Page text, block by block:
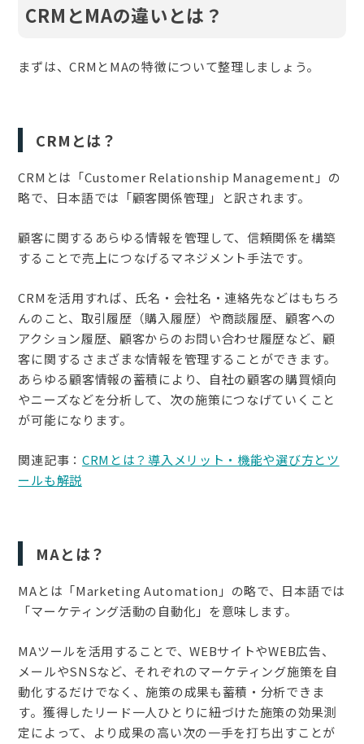
CRMとMAの違いとは？
まずは、CRMとMAの特徴について整理しましょう。
CRMとは？
CRMとは「Customer Relationship Management」の
略で、日本語では「顧客関係管理」と訳されます。
顧客に関するあらゆる情報を管理して、信頼関係を構築
することで売上につなげるマネジメント手法です。
CRMを活用すれば、氏名・会社名・連絡先などはもちろ
んのこと、取引履歴（購入履歴）や商談履歴、顧客への
アクション履歴、顧客からのお問い合わせ履歴など、顧
客に関するさまざまな情報を管理することができます。
あらゆる顧客情報の蓄積により、自社の顧客の購買傾向
やニーズなどを分析して、次の施策につなげていくこと
が可能になります。
関連記事： CRMとは？導入メリット・機能や選び方とツ
ールも解説
MAとは？
MAとは「Marketing Automation」の略で、日本語では
「マーケティング活動の自動化」を意味します。
MAツールを活用することで、WEBサイトやWEB広告、
メールやSNSなど、それぞれのマーケティング施策を自
動化するだけでなく、施策の成果も蓄積・分析できま
す。獲得したリード一人ひとりに紐づけた施策の効果測
定によって、より成果の高い次の一手を打ち出すことが